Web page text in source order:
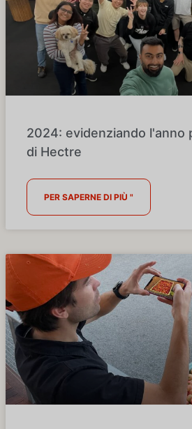
2024: evidenziando l'anno
di Hectre
PER SAPERNE DI PIÙ "